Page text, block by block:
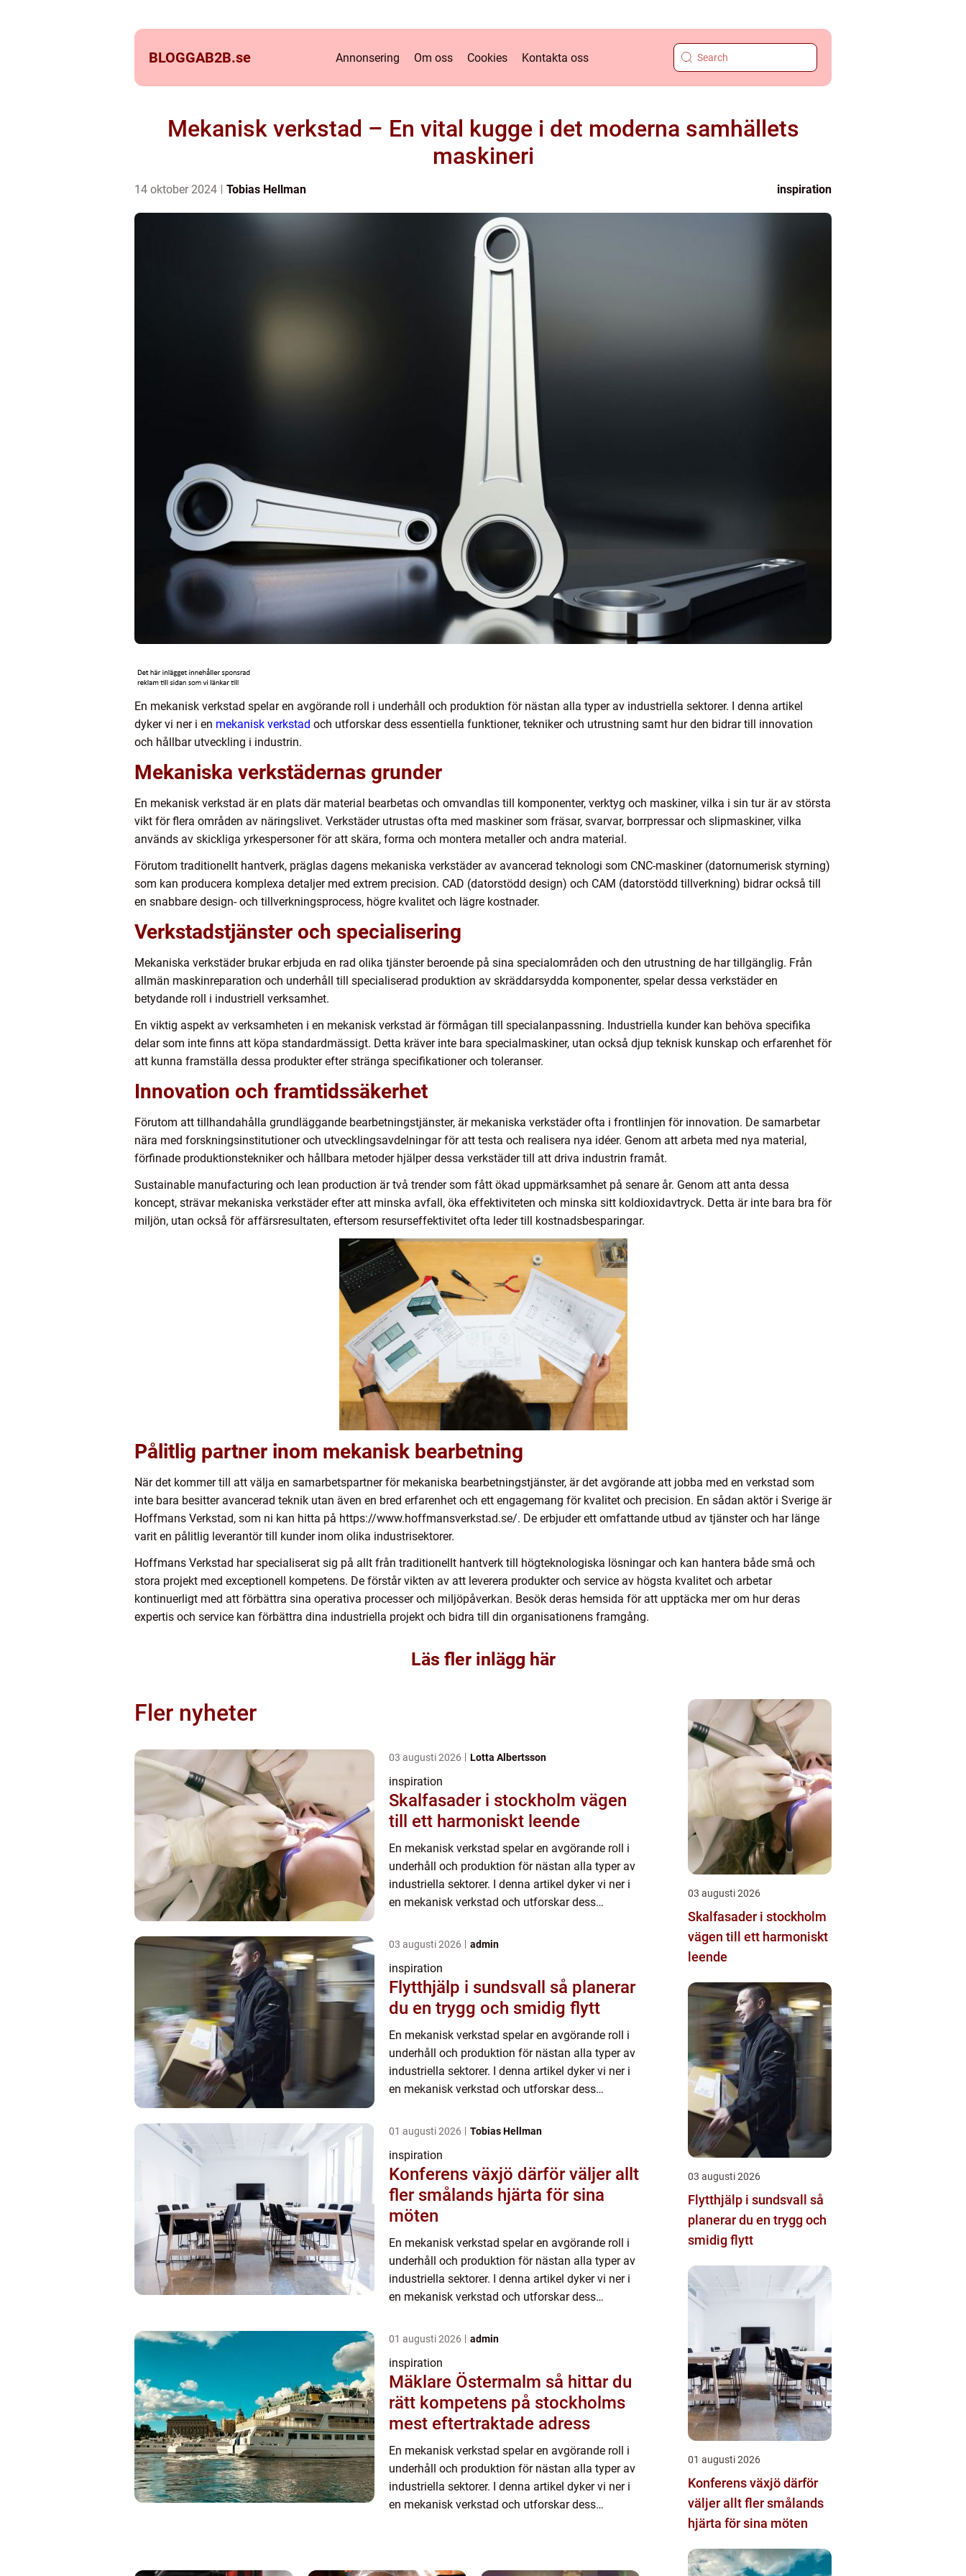
BLOGGAB2B.se Annonsering Om oss Cookies Kontakta oss
Mekanisk verkstad – En vital kugge i det moderna samhällets
maskineri
14 oktober 2024 Tobias Hellman inspiration
En mekanisk verkstad spelar en avgörande roll i underhåll och produktion för nästan alla typer av industriella sektorer. I denna artikel
dyker vi ner i en mekanisk verkstad och utforskar dess essentiella funktioner, tekniker och utrustning samt hur den bidrar till innovation
och hållbar utveckling i industrin.
Mekaniska verkstädernas grunder
En mekanisk verkstad är en plats där material bearbetas och omvandlas till komponenter, verktyg och maskiner, vilka i sin tur är av största
vikt för flera områden av näringslivet. Verkstäder utrustas ofta med maskiner som fräsar, svarvar, borrpressar och slipmaskiner, vilka
används av skickliga yrkespersoner för att skära, forma och montera metaller och andra material.
Förutom traditionellt hantverk, präglas dagens mekaniska verkstäder av avancerad teknologi som CNC-maskiner (datornumerisk styrning)
som kan producera komplexa detaljer med extrem precision. CAD (datorstödd design) och CAM (datorstödd tillverkning) bidrar också till
en snabbare design- och tillverkningsprocess, högre kvalitet och lägre kostnader.
Verkstadstjänster och specialisering
Mekaniska verkstäder brukar erbjuda en rad olika tjänster beroende på sina specialområden och den utrustning de har tillgänglig. Från
allmän maskinreparation och underhåll till specialiserad produktion av skräddarsydda komponenter, spelar dessa verkstäder en
betydande roll i industriell verksamhet.
En viktig aspekt av verksamheten i en mekanisk verkstad är förmågan till specialanpassning. Industriella kunder kan behöva specifika
delar som inte finns att köpa standardmässigt. Detta kräver inte bara specialmaskiner, utan också djup teknisk kunskap och erfarenhet för
att kunna framställa dessa produkter efter stränga specifikationer och toleranser.
Innovation och framtidssäkerhet
Förutom att tillhandahålla grundläggande bearbetningstjänster, är mekaniska verkstäder ofta i frontlinjen för innovation. De samarbetar
nära med forskningsinstitutioner och utvecklingsavdelningar för att testa och realisera nya idéer. Genom att arbeta med nya material,
förfinade produktionstekniker och hållbara metoder hjälper dessa verkstäder till att driva industrin framåt.
Sustainable manufacturing och lean production är två trender som fått ökad uppmärksamhet på senare år. Genom att anta dessa
koncept, strävar mekaniska verkstäder efter att minska avfall, öka effektiviteten och minska sitt koldioxidavtryck. Detta är inte bara bra för
miljön, utan också för affärsresultaten, eftersom resurseffektivitet ofta leder till kostnadsbesparingar.
Pålitlig partner inom mekanisk bearbetning
När det kommer till att välja en samarbetspartner för mekaniska bearbetningstjänster, är det avgörande att jobba med en verkstad som
inte bara besitter avancerad teknik utan även en bred erfarenhet och ett engagemang för kvalitet och precision. En sådan aktör i Sverige är
Hoffmans Verkstad, som ni kan hitta på https://www.hoffmansverkstad.se/. De erbjuder ett omfattande utbud av tjänster och har länge
varit en pålitlig leverantör till kunder inom olika industrisektorer.
Hoffmans Verkstad har specialiserat sig på allt från traditionellt hantverk till högteknologiska lösningar och kan hantera både små och
stora projekt med exceptionell kompetens. De förstår vikten av att leverera produkter och service av högsta kvalitet och arbetar
kontinuerligt med att förbättra sina operativa processer och miljöpåverkan. Besök deras hemsida för att upptäcka mer om hur deras
expertis och service kan förbättra dina industriella projekt och bidra till din organisationens framgång.
Läs fler inlägg här
Fler nyheter
03 augusti 2026 Lotta Albertsson
inspiration
Skalfasader i stockholm vägen
till ett harmoniskt leende
En mekanisk verkstad spelar en avgörande roll i
underhåll och produktion för nästan alla typer av
industriella sektorer. I denna artikel dyker vi ner i
en mekanisk verkstad och utforskar dess
03 augusti 2026 admin
inspiration
Flytthjälp i sundsvall så planerar
du en trygg och smidig flytt
En mekanisk verkstad spelar en avgörande roll i
underhåll och produktion för nästan alla typer av
industriella sektorer. I denna artikel dyker vi ner i
en mekanisk verkstad och utforskar dess
01 augusti 2026 Tobias Hellman
inspiration
Konferens växjö därför väljer allt
fler smålands hjärta för sina
möten
En mekanisk verkstad spelar en avgörande roll i
underhåll och produktion för nästan alla typer av
industriella sektorer. I denna artikel dyker vi ner i
en mekanisk verkstad och utforskar dess
01 augusti 2026 admin
inspiration
Mäklare Östermalm så hittar du
rätt kompetens på stockholms
mest eftertraktade adress
En mekanisk verkstad spelar en avgörande roll i
underhåll och produktion för nästan alla typer av
industriella sektorer. I denna artikel dyker vi ner i
en mekanisk verkstad och utforskar dess
03 augusti 2026
Skalfasader i stockholm
vägen till ett harmoniskt
leende
03 augusti 2026
Flytthjälp i sundsvall så
planerar du en trygg och
smidig flytt
01 augusti 2026
Konferens växjö därför
väljer allt fler smålands
hjärta för sina möten